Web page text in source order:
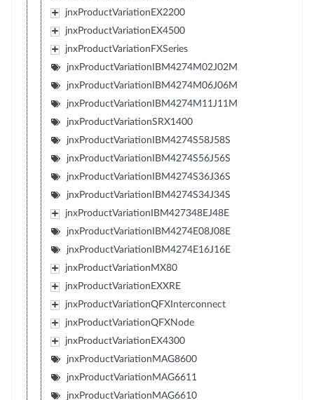
jnxProductVariationEX2200
jnxProductVariationEX4500
jnxProductVariationFXSeries
jnxProductVariationIBM4274M02J02M
jnxProductVariationIBM4274M06J06M
jnxProductVariationIBM4274M11J11M
jnxProductVariationSRX1400
jnxProductVariationIBM4274S58J58S
jnxProductVariationIBM4274S56J56S
jnxProductVariationIBM4274S36J36S
jnxProductVariationIBM4274S34J34S
jnxProductVariationIBM427348EJ48E
jnxProductVariationIBM4274E08J08E
jnxProductVariationIBM4274E16J16E
jnxProductVariationMX80
jnxProductVariationEXXRE
jnxProductVariationQFXInterconnect
jnxProductVariationQFXNode
jnxProductVariationEX4300
jnxProductVariationMAG8600
jnxProductVariationMAG6611
jnxProductVariationMAG6610